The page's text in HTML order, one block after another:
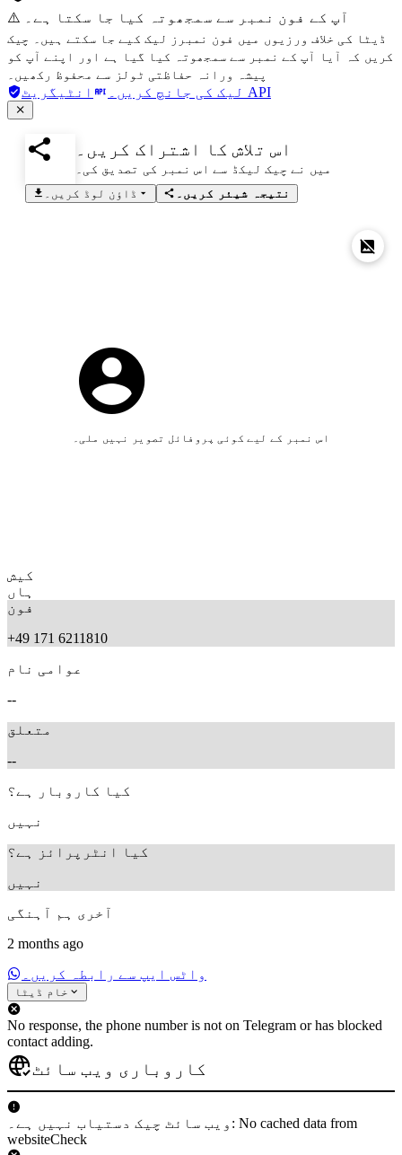
⚠️ آپ کے فون نمبر سے سمجھوتہ کیا جا سکتا ہے۔
ڈیٹا کی خلاف ورزیوں میں فون نمبرز لیک کیے جا سکتے ہیں۔ چیک
کریں کہ آیا آپ کے نمبر سے سمجھوتہ کیا گیا ہے اور اپنے آپ کو
پیشہ ورانہ حفاظتی ٹولز سے محفوظ رکھیں۔
لیک کی جانچ کریں۔ انٹیگریٹ API
اس تلاش کا اشتراک کریں۔
میں نے چیک لیکڈ سے اس نمبر کی تصدیق کی۔
ڈاؤن لوڈ کریں۔
نتیجہ شیئر کریں۔
اس نمبر کے لیے کوئی پروفائل تصویر نہیں ملی۔
کیش
ہاں
فون
+49 171 6211810
عوامی نام
--
متعلق
--
کیا کاروبار ہے؟
نہیں
کیا انٹرپرائز ہے؟
نہیں
آخری ہم آہنگی
2 months ago
واٹس ایپ سے رابطہ کریں۔
خام ڈیٹا
No response, the phone number is not on Telegram or has blocked
contact adding.
کاروباری ویب سائٹ
ویب سائٹ چیک دستیاب نہیں ہے۔: No cached data from
websiteCheck